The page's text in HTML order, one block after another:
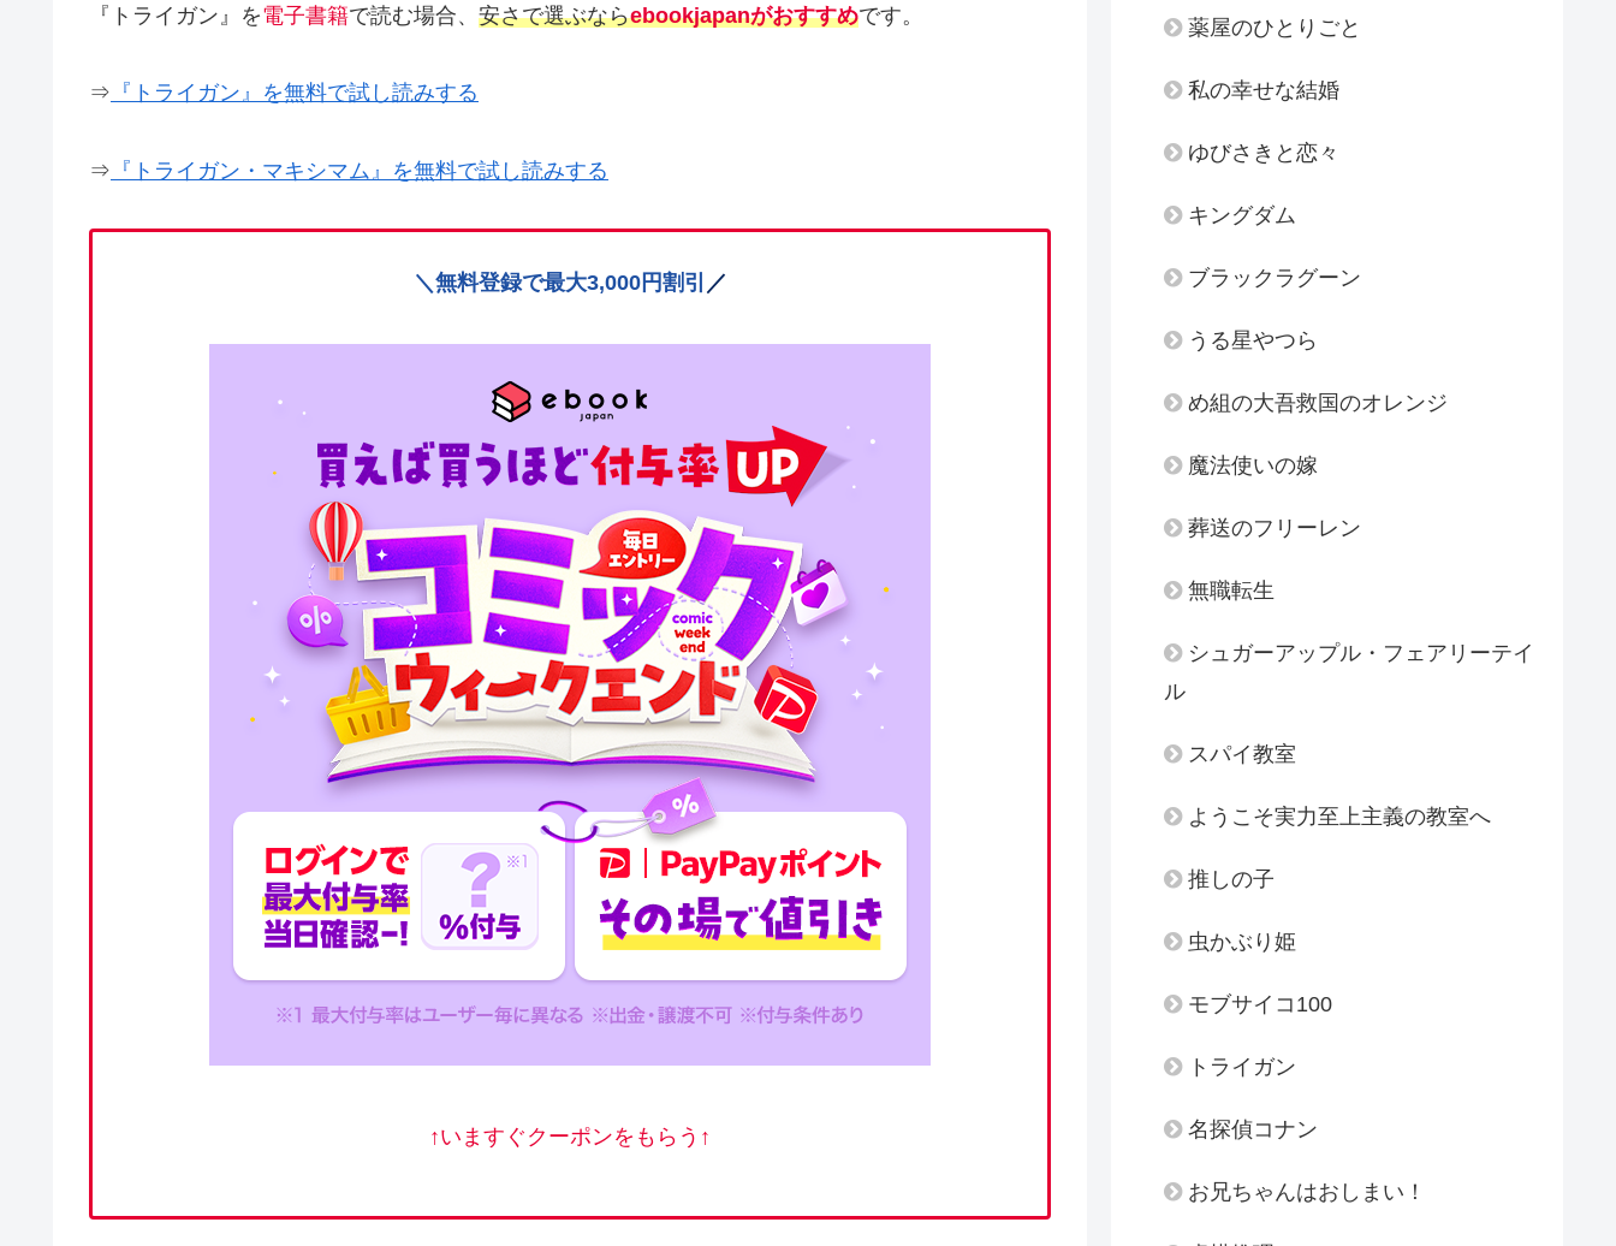
『トライガン』を電子書籍で読む場合、 安さで選ぶならebookjapanがおすすめです。
⇒ 『トライガン』を無料で試し読みする
⇒ 『トライガン・マキシマム』を無料で試し読みする
＼無料登録で最大3,000円割引 ／
↑いますぐクーポンをもらう↑
薬屋のひとりごと
私の幸せな結婚
ゆびさきと恋々
キングダム
ブラックラグーン
うる星やつら
め組の大吾救国のオレンジ
魔法使いの嫁
葬送のフリーレン
無職転生
シュガーアップル・フェアリーテイ
ル
スパイ教室
ようこそ実力至上主義の教室へ
推しの子
虫かぶり姫
モブサイコ100
トライガン
名探偵コナン
お兄ちゃんはおしまい！